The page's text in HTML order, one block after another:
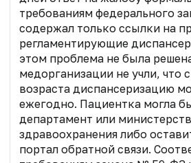
требованиям федерального
содержал только ссылки на
регламентирующие
этом проблема не была
медорганизации не учли, что
возраста диспансеризацию
ежегодно. Пациентка могла
департамент или
здравоохранения либо
портал обратной связи.